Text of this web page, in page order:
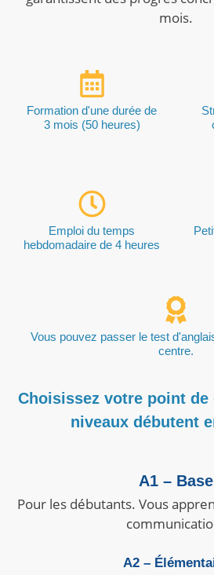
mois.
Formation d'une durée de
3 mois (50 heures)
Emploi du temps
hebdomadaire de 4 heures
Vous pouvez passer le test
centre.
Choisissez votre point de
niveaux débutent
A1 – Base
Pour les débutants. Vous
A2 –